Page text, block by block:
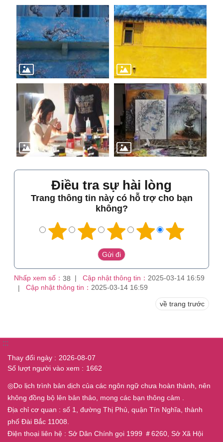
Điều tra sự hài lòng
Trang thông tin này có hỗ trợ cho bạn
không?
Nhấp xem số： 38 Cập nhật thông tin： 2025-03-14 16:59
Cập nhật thông tin： 2025-03-14 16:59
về trang trước
:::
Thay đổi ngày
2026-08-07
Số lượt người vào xem
1662
◎Do lịch trình bản dịch của các ngôn ngữ chưa hoàn thành, nên
không đồng bộ lên bản thảo, mong các bạn thông cảm .
Địa chỉ cơ quan : số 1, đường Thị Phủ, quận Tín Nghĩa, thành
phố Đài Bắc 11008.
Điện thoại liên hệ : Sở Dân Chính gọi 1999 ＃6260, Sở Xã Hội